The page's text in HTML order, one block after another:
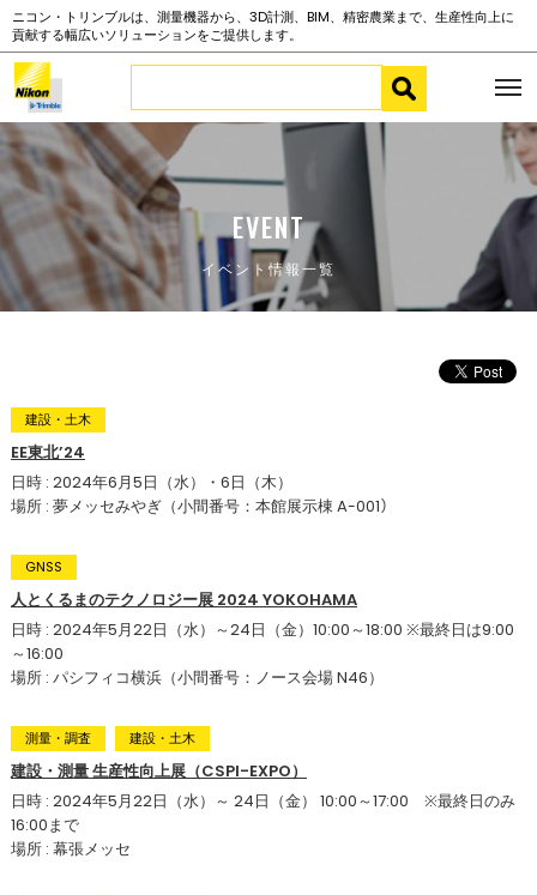
ニコン・トリンブルは、測量機器から、3D計測、BIM、精密農業まで、生産性向上に
貢献する幅広いソリューションをご提供します。
EVENT
イベント情報一覧
建設・土木
EE東北’24
日時 : 2024年6月5日（水）・6日（木）
場所 : 夢メッセみやぎ（小間番号：本館展示棟 Aｰ001）
GNSS
人とくるまのテクノロジー展 2024 YOKOHAMA
日時 : 2024年5月22日（水）～24日（金）10:00～18:00 ※最終日は9:00
～16:00
場所 : パシフィコ横浜（小間番号：ノース会場 N46）
測量・調査 建設・土木
建設・測量 生産性向上展（CSPI-EXPO）
日時 : 2024年5月22日（水）～ 24日（金） 10:00～17:00 ※最終日のみ
16:00まで
場所 : 幕張メッセ